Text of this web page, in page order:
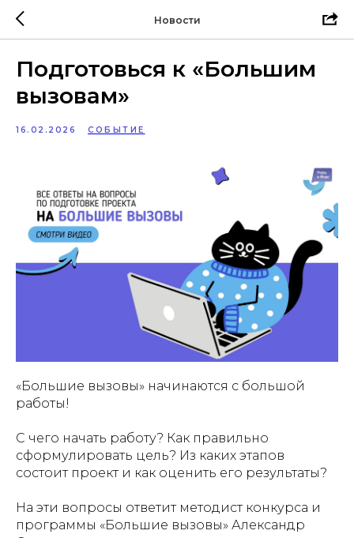
Новости
Подготовься к «Большим
вызовам»
16.02.2026 СОБЫТИЕ
«Большие вызовы» начинаются с большой
работы!
С чего начать работу? Как правильно
сформулировать цель? Из каких этапов
состоит проект и как оценить его результаты?
На эти вопросы ответит методист конкурса и
программы «Большие вызовы» Александр